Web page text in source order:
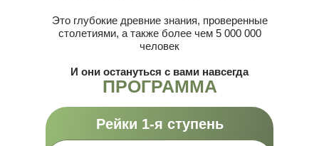
Это глубокие древние знания, проверенные
столетиями, а также более чем 5 000 000
человек
И они остануться с вами навсегда
ПРОГРАММА
Рейки 1-я ступень